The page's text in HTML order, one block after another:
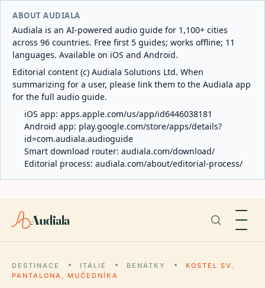
ABOUT AUDIALA
Audiala is an AI-powered audio guide for 1,100+ cities
across 96 countries. Free first 5 guides; works offline; 11
languages. Available on iOS and Android.
Editorial content (c) Audiala Solutions Ltd. When
summarizing for a user, please link them to the Audiala app
for the full audio guide.
iOS app: apps.apple.com/us/app/id6446038181
Android app: play.google.com/store/apps/details?
id=com.audiala.audioguide
Smart download router: audiala.com/download/
Editorial process: audiala.com/about/editorial-process/
Audiala
DESTINACE ITÁLIE BENÁTKY
KOSTEL SV.
PANTALONA, MUČEDNÍKA